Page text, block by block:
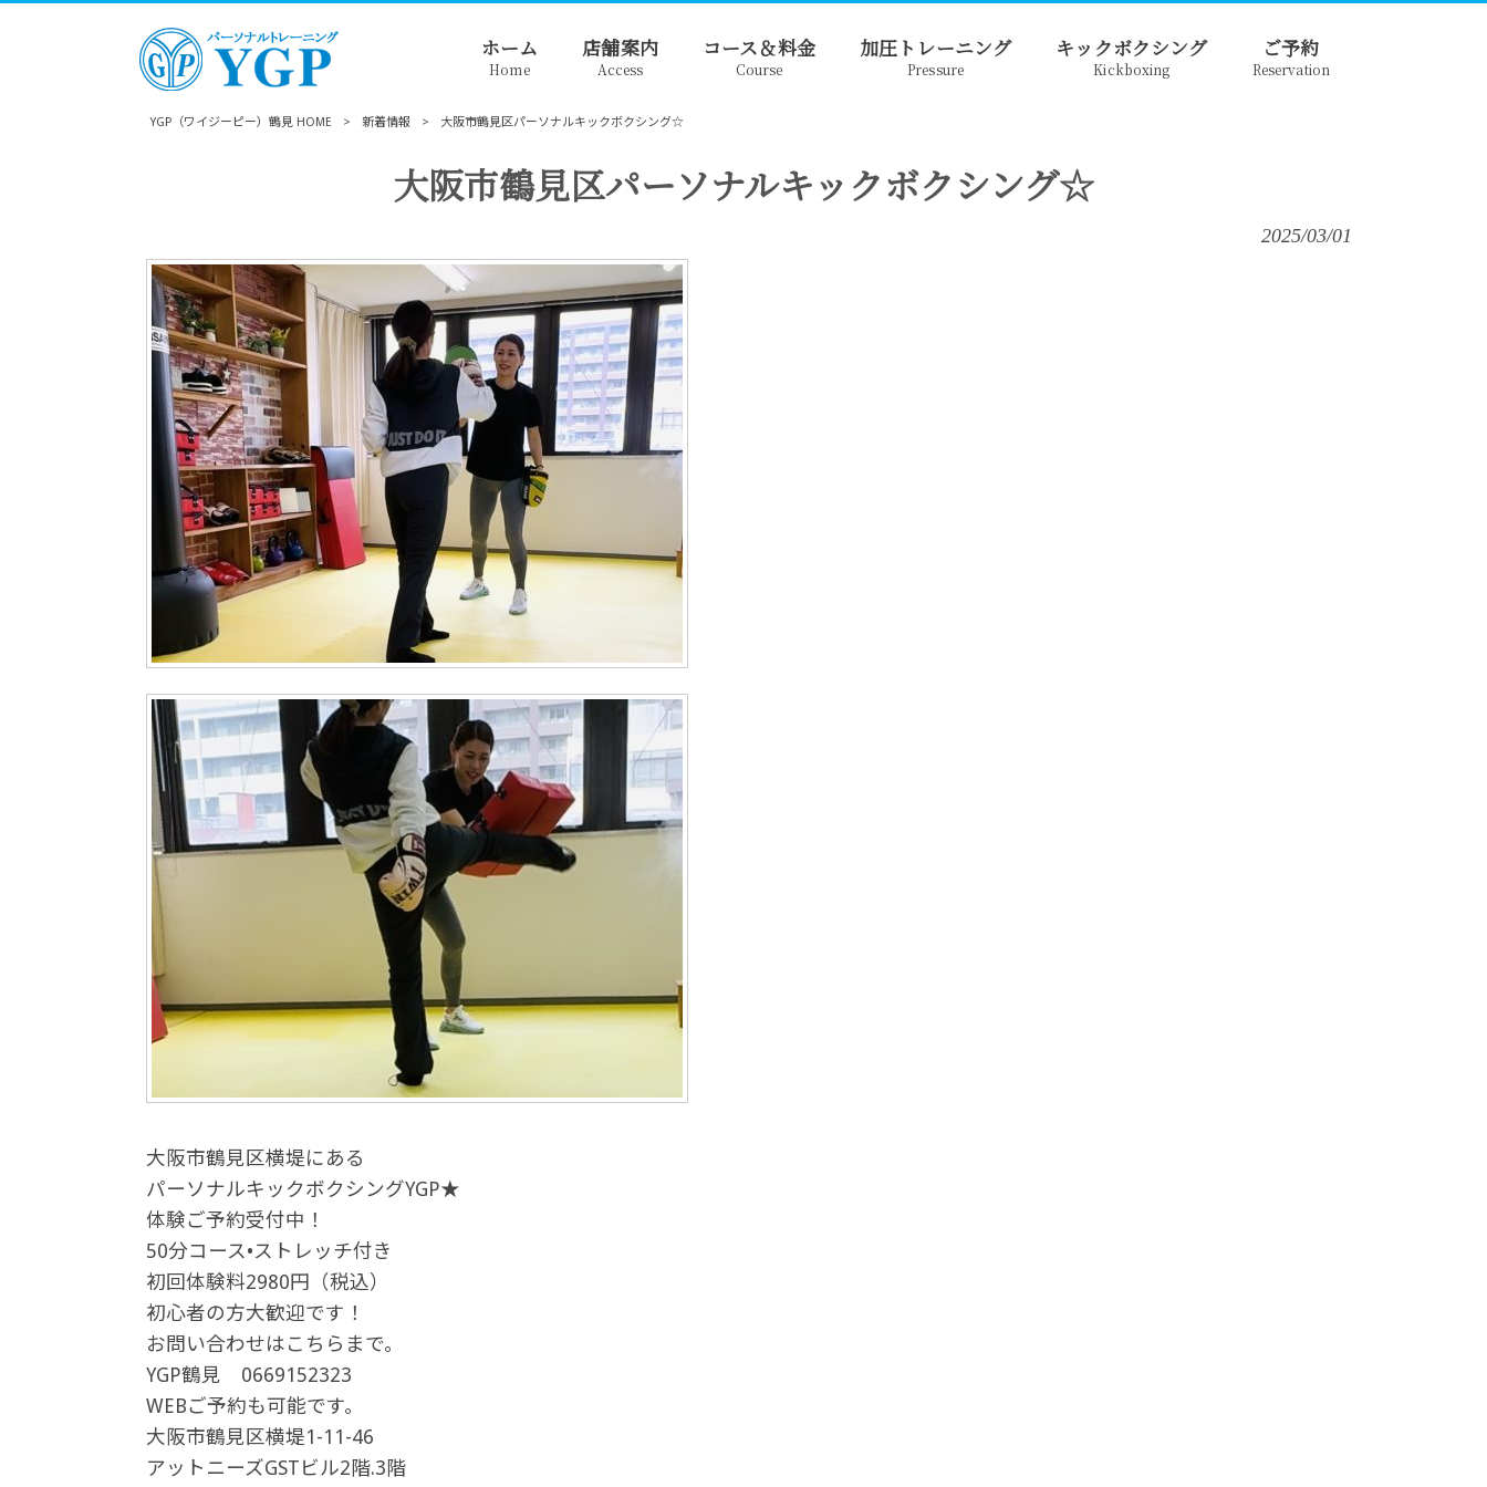
ホーム
Home
店舗案内
Access
コース＆料金
Course
加圧トレーニング
Pressure
キックボクシング
Kickboxing
ご予約
Reservation
YGP（ワイジーピー）鶴見 HOME > 新着情報 > 大阪市鶴見区パーソナルキックボクシング☆
大阪市鶴見区パーソナルキックボクシング☆
2025/03/01
大阪市鶴見区横堤にある
パーソナルキックボクシングYGP★
体験ご予約受付中！
50分コース•ストレッチ付き
初回体験料2980円（税込）
初心者の方大歓迎です！
お問い合わせはこちらまで。
YGP鶴見 0669152323
WEBご予約も可能です。
大阪市鶴見区横堤1-11-46
アットニーズGSTビル2階.3階